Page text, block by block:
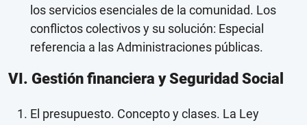
los servicios esenciales de la comunidad. Los
conflictos colectivos y su solución: Especial
referencia a las Administraciones públicas.
VI. Gestión financiera y Seguridad Social
El presupuesto. Concepto y clases. La Ley